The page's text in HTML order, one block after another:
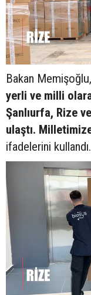
Bakan Memişoğlu,
yerli ve milli
Şanlıurfa, Rize
ulaştı.
ifadelerini kullandı.